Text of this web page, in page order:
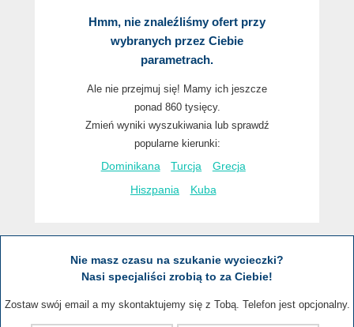
Hmm, nie znaleźliśmy ofert przy
wybranych przez Ciebie
parametrach.
Ale nie przejmuj się! Mamy ich jeszcze
ponad 860 tysięcy.
Zmień wyniki wyszukiwania lub sprawdź
popularne kierunki:
Dominikana
Turcja Grecja
Hiszpania Kuba
Nie masz czasu na szukanie wycieczki?
Nasi specjaliści zrobią to za Ciebie!
Zostaw swój email a my skontaktujemy się z Tobą. Telefon jest opcjonalny.